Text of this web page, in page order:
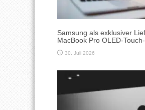
Samsung als exklusiver
MacBook Pro OLED-
30. Juli 2026